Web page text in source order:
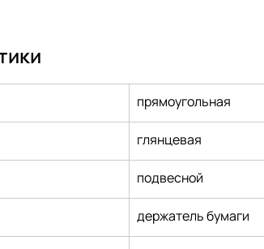
прямоугольная
глянцевая
подвесной
держатель бумаги